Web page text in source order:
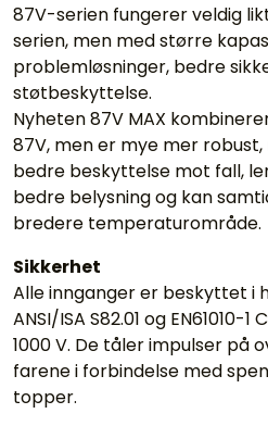
87V-serien fungerer veldig
serien, men med større
problemløsninger, bedre
støtbeskyttelse.
Nyheten 87V MAX
87V, men er mye mer
bedre beskyttelse mot fall,
bedre belysning og kan
bredere temperaturområde.
Sikkerhet
Alle innganger er beskyttet i
ANSI/ISA S82.01 og EN61010-1
1000 V. De tåler impulser på
farene i forbindelse med
topper.